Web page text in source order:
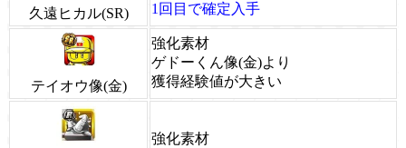
久遠ヒカル(SR)
1回目で確定入手
テイオウ像(金)
強化素材
ゲドーくん像(金)より
獲得経験値が大きい
強化素材